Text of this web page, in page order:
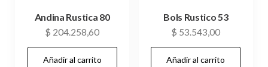
Andina Rustica 80
$ 204.258,60
Añadir al carrito
Bols Rustico 53
$ 53.543,00
Añadir al carrito